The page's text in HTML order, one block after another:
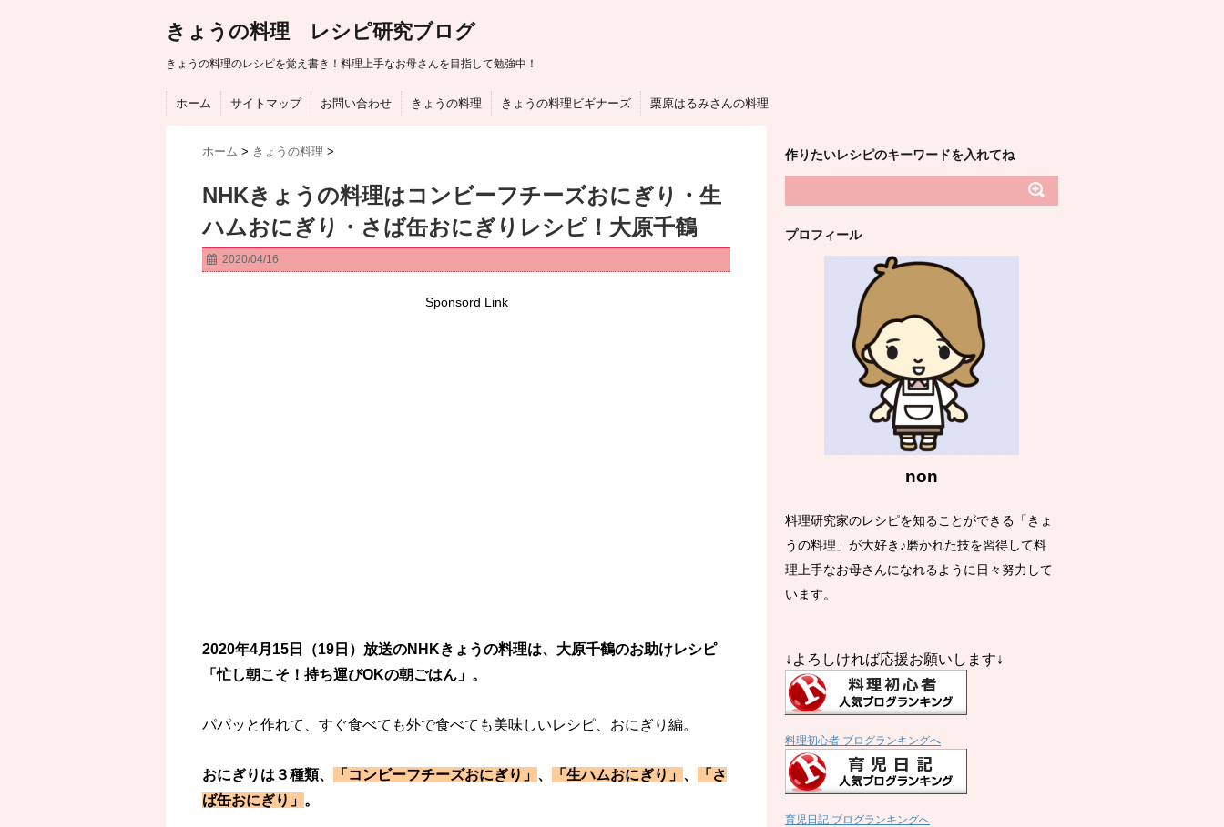
きょうの料理 レシピ研究ブログ
きょうの料理のレシピを覚え書き！料理上手なお母さんを目指して勉強中！
ホーム サイトマップ お問い合わせ きょうの料理 きょうの料理ビギナーズ 栗原はるみさんの料理
ホーム > きょうの料理 >
NHKきょうの料理はコンビーフチーズおにぎり・生
ハムおにぎり・さば缶おにぎりレシピ！大原千鶴
2020/04/16
Sponsord Link
2020年4月15日（19日）放送のNHKきょうの料理は、大原千鶴のお助けレシピ
「忙し朝こそ！持ち運びOKの朝ごはん」。
パパッと作れて、すぐ食べても外で食べても美味しいレシピ、おにぎり編。
おにぎりは３種類、 「コンビーフチーズおにぎり」 、 「生ハムおにぎり」 、
「さ
ば缶おにぎり」 。
作りたいレシピのキーワードを入れてね
プロフィール
non
料理研究家のレシピを知ることができる「きょ
うの料理」が大好き♪磨かれた技を習得して料
理上手なお母さんになれるように日々努力して
います。
↓よろしければ応援お願いします↓
料理初心者 ブログランキングへ
育児日記 ブログランキングへ